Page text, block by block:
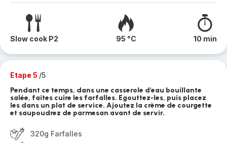
Slow cook P2 95 °C 10 min
Etape 5 /5
Pendant ce temps, dans une casserole d'eau bouillante
salée, faites cuire les farfalles. Egouttez-les, puis placez
les dans un plat de service. Ajoutez la crème de courgette
et saupoudrez de parmesan avant de servir.
320g Farfalles